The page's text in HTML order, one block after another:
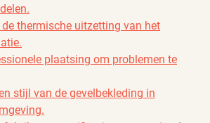
thermische uitzetting van het
plaatsing om problemen te
stijl van de gevelbekleding in